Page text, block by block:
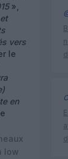
»,
vers
le
en
low